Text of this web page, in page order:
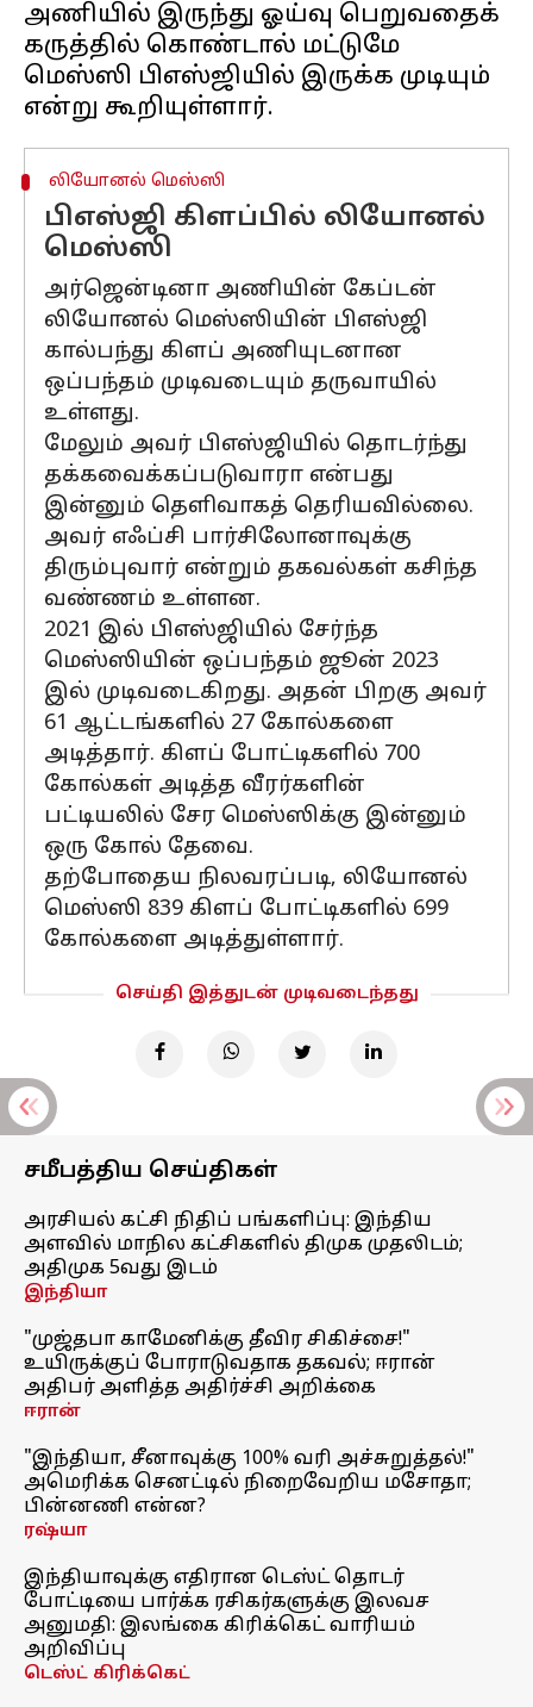
அணியில் இருந்து ஓய்வு பெறுவதைக்
கருத்தில் கொண்டால் மட்டுமே
மெஸ்ஸி பிஎஸ்ஜியில் இருக்க முடியும்
லியோனல் மெஸ்ஸி
பிஎஸ்ஜி கிளப்பில் லியோனல்
மெஸ்ஸி
அர்ஜென்டினா அணியின் கேப்டன்
லியோனல் மெஸ்ஸியின் பிஎஸ்ஜி
கால்பந்து கிளப் அணியுடனான
ஒப்பந்தம் முடிவடையும் தருவாயில்
உள்ளது.
மேலும் அவர் பிஎஸ்ஜியில் தொடர்ந்து
தக்கவைக்கப்படுவாரா என்பது
இன்னும் தெளிவாகத் தெரியவில்லை.
அவர் எஃப்சி பார்சிலோனாவுக்கு
திரும்புவார் என்றும் தகவல்கள் கசிந்த
வண்ணம் உள்ளன.
2021 இல் பிஎஸ்ஜியில் சேர்ந்த
மெஸ்ஸியின் ஒப்பந்தம் ஜூன் 2023
இல் முடிவடைகிறது. அதன் பிறகு அவர்
61 ஆட்டங்களில் 27 கோல்களை
அடித்தார். கிளப் போட்டிகளில் 700
கோல்கள் அடித்த வீரர்களின்
பட்டியலில் சேர மெஸ்ஸிக்கு இன்னும்
ஒரு கோல் தேவை.
தற்போதைய நிலவரப்படி, லியோனல்
மெஸ்ஸி 839 கிளப் போட்டிகளில் 699
கோல்களை அடித்துள்ளார்.
செய்தி இத்துடன் முடிவடைந்தது
சமீபத்திய செய்திகள்
அரசியல் கட்சி நிதிப் பங்களிப்பு: இந்திய
அளவில் மாநில கட்சிகளில் திமுக முதலிடம்;
அதிமுக 5வது இடம்
இந்தியா
"முஜ்தபா காமேனிக்கு தீவிர சிகிச்சை!"
உயிருக்குப் போராடுவதாக தகவல்; ஈரான்
அதிபர் அளித்த அதிர்ச்சி அறிக்கை
ஈரான்
"இந்தியா, சீனாவுக்கு 100% வரி அச்சுறுத்தல்!"
அமெரிக்க செனட்டில் நிறைவேறிய மசோதா;
பின்னணி என்ன?
ரஷ்யா
இந்தியாவுக்கு எதிரான டெஸ்ட் தொடர்
போட்டியை பார்க்க ரசிகர்களுக்கு இலவச
அனுமதி: இலங்கை கிரிக்கெட் வாரியம்
அறிவிப்பு
டெஸ்ட் கிரிக்கெட்